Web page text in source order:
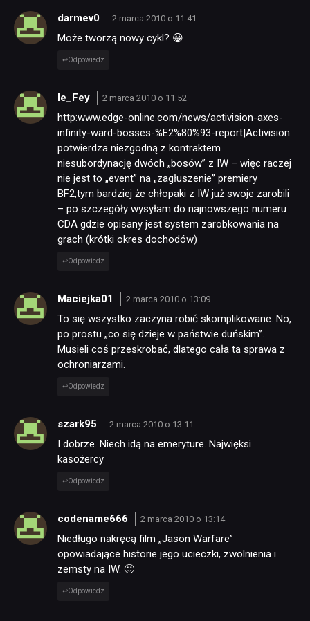
darmev0 2 marca 2010 o 11:41
Może tworzą nowy cykl? 😀
Odpowiedz
le_Fey 2 marca 2010 o 11:52
http:www.edge-online.com/news/activision-axes-
infinity-ward-bosses-%E2%80%93-report|Activision
potwierdza niezgodną z kontraktem
niesubordynację dwóch „bosów” z IW – więc raczej
nie jest to „event” na „zagłuszenie” premiery
BF2,tym bardziej że chłopaki z IW już swoje zarobili
– po szczegóły wysyłam do najnowszego numeru
CDA gdzie opisany jest system zarobkowania na
grach (krótki okres dochodów)
Odpowiedz
Maciejka01 2 marca 2010 o 13:09
To się wszystko zaczyna robić skomplikowane. No,
po prostu „co się dzieje w państwie duńskim”.
Musieli coś przeskrobać, dlatego cała ta sprawa z
ochroniarzami.
Odpowiedz
szark95 2 marca 2010 o 13:11
I dobrze. Niech idą na emeryture. Najwięksi
kasożercy
Odpowiedz
codename666 2 marca 2010 o 13:14
Niedługo nakręcą film „Jason Warfare”
opowiadające historie jego ucieczki, zwolnienia i
zemsty na IW. 🙂
Odpowiedz